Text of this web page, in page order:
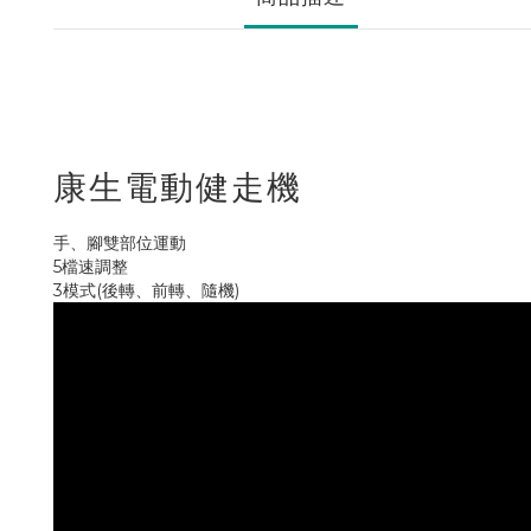
康生電動健走機
手、腳雙部位運動
5檔速調整
3模式(後轉、前轉、隨機)